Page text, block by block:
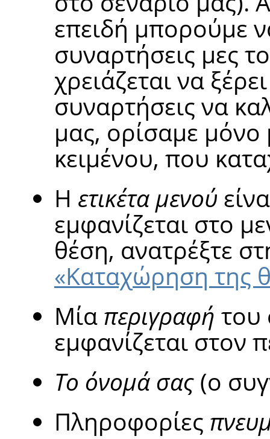
επειδή μπορούμε
συναρτήσεις μες
χρειάζεται να
συναρτήσεις να
μας, ορίσαμε μόνο
κειμένου, που
Η ετικέτα μενού
εμφανίζεται στο
θέση, ανατρέξτε
«Καταχώρηση της
Μία περιγραφή του
εμφανίζεται στον
Το όνομά σας (ο
Πληροφορίες